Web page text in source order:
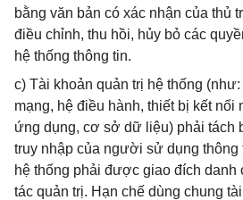
bằng văn bản có xác nhận của thủ
điều chỉnh, thu hồi, hủy bỏ các
hệ thống thông tin.
c) Tài khoản quản trị hệ thống
mạng, hệ điều hành, thiết bị kết nối
ứng dụng, cơ sở dữ liệu) phải tách
truy nhập của người sử dụng
hệ thống phải được giao đích danh
tác quản trị. Hạn chế dùng chung